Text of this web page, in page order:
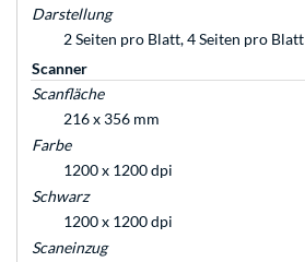
Darstellung
2 Seiten pro Blatt, 4 Seiten pro Blatt
Scanner
Scanfläche
216 x 356 mm
Farbe
1200 x 1200 dpi
Schwarz
1200 x 1200 dpi
Scaneinzug